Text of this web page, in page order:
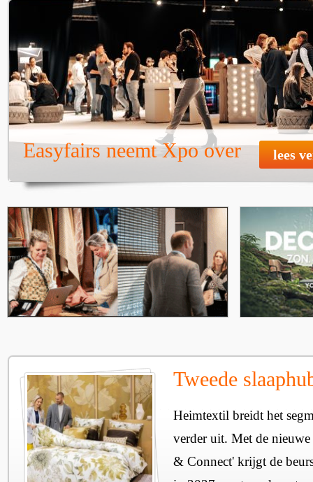
Easyfairs neemt Xpo over lees
Tweede
Heimtextil breidt het
verder uit. Met de
& Connect' krijgt de